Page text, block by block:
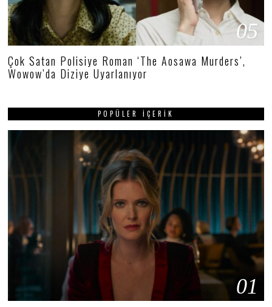
05
Çok Satan Polisiye Roman ‘The Aosawa Murders’,
Wowow’da Diziye Uyarlanıyor
POPÜLER İÇERIK
01